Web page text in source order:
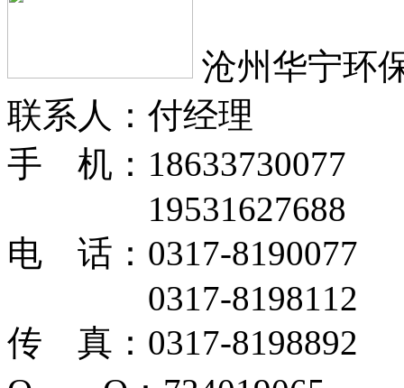
沧州华宁环
联系人：付经理
手 机：18633730077
19531627688
电 话：0317-8190077
0317-8198112
传 真：0317-8198892